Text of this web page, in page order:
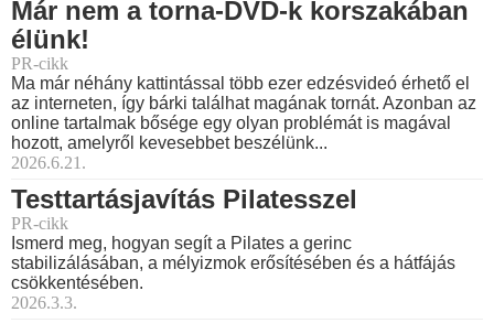
Már nem a torna-DVD-k korszakában
élünk!
PR-cikk
Ma már néhány kattintással több ezer edzésvideó érhető el
az interneten, így bárki találhat magának tornát. Azonban az
online tartalmak bősége egy olyan problémát is magával
hozott, amelyről kevesebbet beszélünk...
2026.6.21.
Testtartásjavítás Pilatesszel
PR-cikk
Ismerd meg, hogyan segít a Pilates a gerinc
stabilizálásában, a mélyizmok erősítésében és a hátfájás
csökkentésében.
2026.3.3.